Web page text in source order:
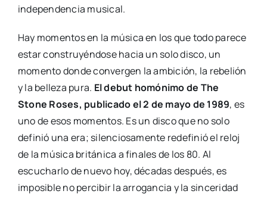
independencia musical.
Hay momentos en la música en los que todo parece
estar construyéndose hacia un solo disco, un
momento donde convergen la ambición, la rebelión
y la belleza pura. El debut homónimo de The
Stone Roses, publicado el 2 de mayo de 1989, es
uno de esos momentos. Es un disco que no solo
definió una era; silenciosamente redefinió el reloj
de la música británica a finales de los 80. Al
escucharlo de nuevo hoy, décadas después, es
imposible no percibir la arrogancia y la sinceridad